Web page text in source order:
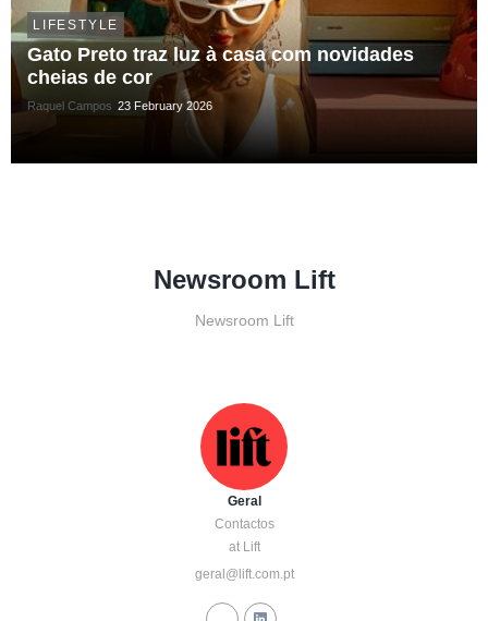
LIFESTYLE
Gato Preto traz luz à casa com novidades
cheias de cor
Raquel Campos 23 February 2026
Newsroom Lift
Newsroom Lift
Geral
Contactos
at Lift
geral@lift.com.pt